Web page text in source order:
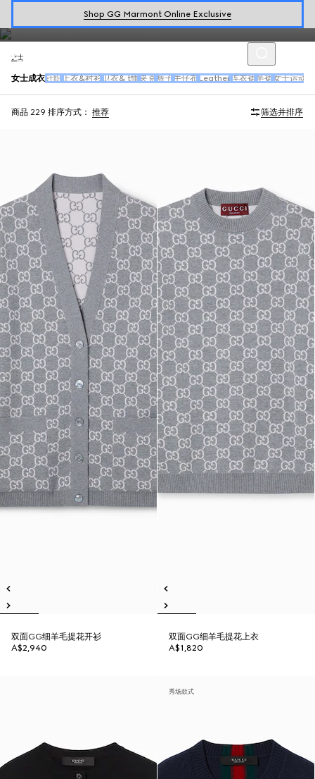
Shop GG Marmont Online Exclusive
女士
女士成衣 针织 上衣&衬衫 卫衣& t恤 夹克 裤子 牛仔布 Leather 连衣裙 半裙 女士运动
商品 229 排序方式： 推荐 筛选并排序
双面GG细羊毛提花开衫
A$2,940
双面GG细羊毛提花上衣
A$1,820
秀场款式